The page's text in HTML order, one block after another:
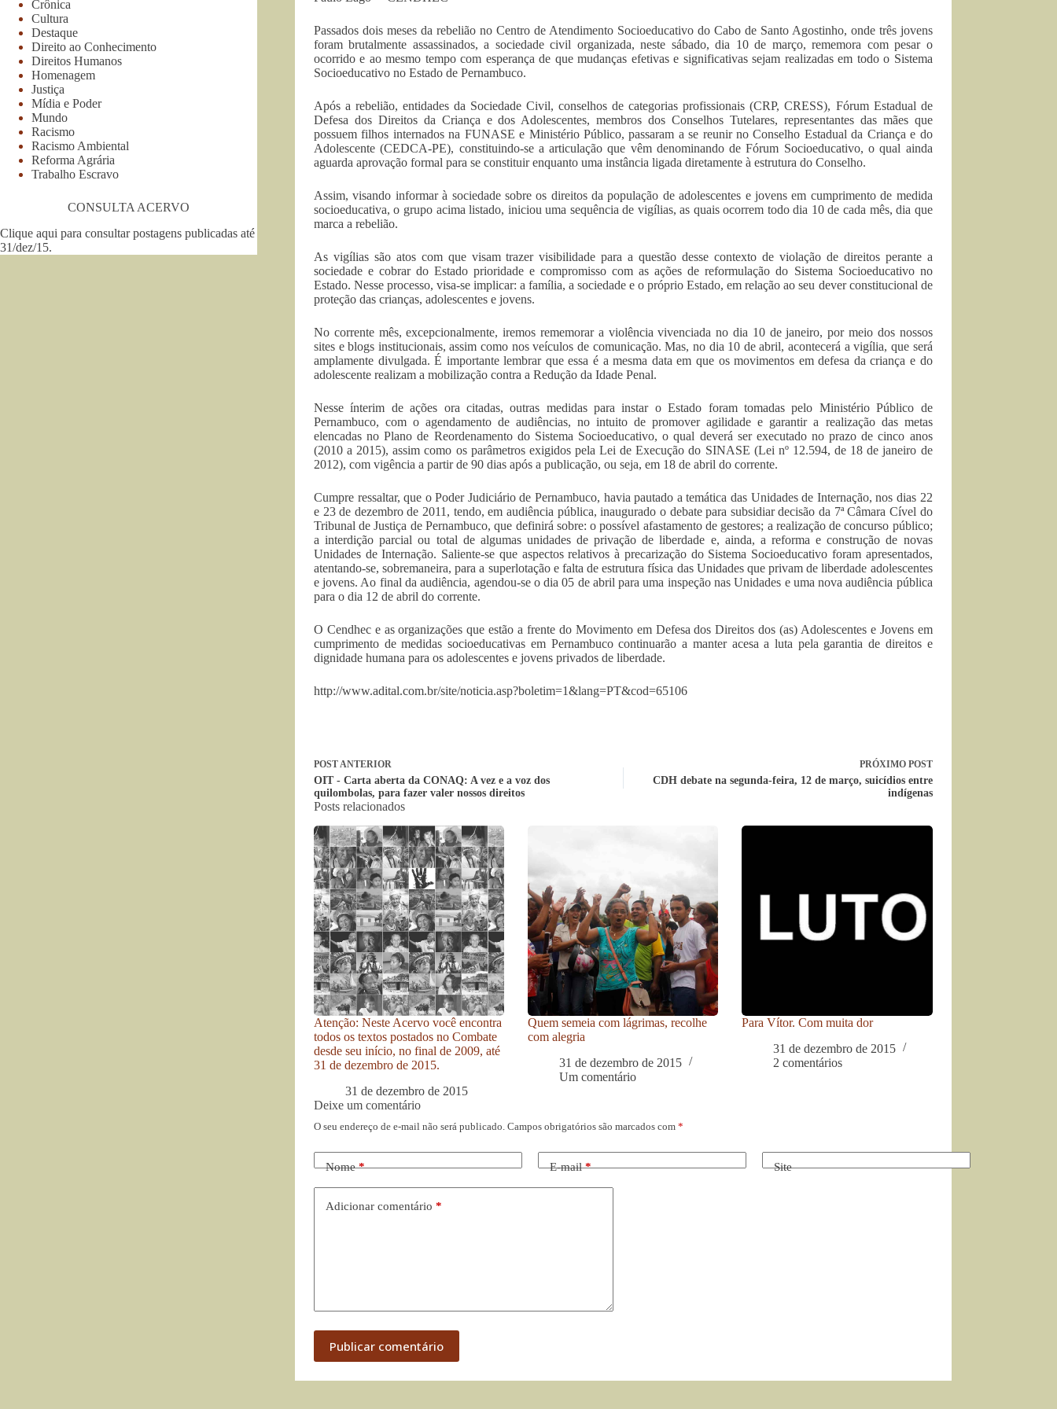
Passados dois meses da rebelião no Centro de Atendimento Socioeducativo do Cabo de Santo Agostinho, onde três jovens
foram brutalmente assassinados, a sociedade civil organizada, neste sábado, dia 10 de março, rememora com pesar o
ocorrido e ao mesmo tempo com esperança de que mudanças efetivas e significativas sejam realizadas em todo o Sistema
Socioeducativo no Estado de Pernambuco.
Após a rebelião, entidades da Sociedade Civil, conselhos de categorias profissionais (CRP, CRESS), Fórum Estadual de
Defesa dos Direitos da Criança e dos Adolescentes, membros dos Conselhos Tutelares, representantes das mães que
possuem filhos internados na FUNASE e Ministério Público, passaram a se reunir no Conselho Estadual da Criança e do
Adolescente (CEDCA-PE), constituindo-se a articulação que vêm denominando de Fórum Socioeducativo, o qual ainda
aguarda aprovação formal para se constituir enquanto uma instância ligada diretamente à estrutura do Conselho.
Assim, visando informar à sociedade sobre os direitos da população de adolescentes e jovens em cumprimento de medida
socioeducativa, o grupo acima listado, iniciou uma sequência de vigílias, as quais ocorrem todo dia 10 de cada mês, dia que
marca a rebelião.
As vigílias são atos com que visam trazer visibilidade para a questão desse contexto de violação de direitos perante a
sociedade e cobrar do Estado prioridade e compromisso com as ações de reformulação do Sistema Socioeducativo no
Estado. Nesse processo, visa-se implicar: a família, a sociedade e o próprio Estado, em relação ao seu dever constitucional de
proteção das crianças, adolescentes e jovens.
No corrente mês, excepcionalmente, iremos rememorar a violência vivenciada no dia 10 de janeiro, por meio dos nossos
sites e blogs institucionais, assim como nos veículos de comunicação. Mas, no dia 10 de abril, acontecerá a vigília, que será
amplamente divulgada. É importante lembrar que essa é a mesma data em que os movimentos em defesa da criança e do
adolescente realizam a mobilização contra a Redução da Idade Penal.
Nesse ínterim de ações ora citadas, outras medidas para instar o Estado foram tomadas pelo Ministério Público de
Pernambuco, com o agendamento de audiências, no intuito de promover agilidade e garantir a realização das metas
elencadas no Plano de Reordenamento do Sistema Socioeducativo, o qual deverá ser executado no prazo de cinco anos
(2010 a 2015), assim como os parâmetros exigidos pela Lei de Execução do SINASE (Lei nº 12.594, de 18 de janeiro de
2012), com vigência a partir de 90 dias após a publicação, ou seja, em 18 de abril do corrente.
Cumpre ressaltar, que o Poder Judiciário de Pernambuco, havia pautado a temática das Unidades de Internação, nos dias 22
e 23 de dezembro de 2011, tendo, em audiência pública, inaugurado o debate para subsidiar decisão da 7ª Câmara Cível do
Tribunal de Justiça de Pernambuco, que definirá sobre: o possível afastamento de gestores; a realização de concurso público;
a interdição parcial ou total de algumas unidades de privação de liberdade e, ainda, a reforma e construção de novas
Unidades de Internação. Saliente-se que aspectos relativos à precarização do Sistema Socioeducativo foram apresentados,
atentando-se, sobremaneira, para a superlotação e falta de estrutura física das Unidades que privam de liberdade adolescentes
e jovens. Ao final da audiência, agendou-se o dia 05 de abril para uma inspeção nas Unidades e uma nova audiência pública
para o dia 12 de abril do corrente.
O Cendhec e as organizações que estão a frente do Movimento em Defesa dos Direitos dos (as) Adolescentes e Jovens em
cumprimento de medidas socioeducativas em Pernambuco continuarão a manter acesa a luta pela garantia de direitos e
dignidade humana para os adolescentes e jovens privados de liberdade.
http://www.adital.com.br/site/noticia.asp?boletim=1&lang=PT&cod=65106
POSTANTERIOR
OIT - Carta aberta da CONAQ: A vez e a voz dos
quilombolas, para fazer valer nossos direitos
PRÓXIMO POST
CDH debate na segunda-feira, 12 de março, suicídios entre
indígenas
Posts relacionados
Atenção: Neste Acervo você encontra
todos os textos postados no Combate
desde seu início, no final de 2009, até
31 de dezembro de 2015.
31 de dezembro de 2015
Quem semeia com lágrimas, recolhe
com alegria
31 de dezembro de 2015
Um comentário
Para Vítor. Com muita dor
31 de dezembro de 2015
2 comentários
Deixe um comentário
O seu endereço de e-mail não será publicado. Campos obrigatórios são marcados com *
Nome* E-mail* Site
Adicionar comentário *
Publicar comentário
Crônica
Cultura
Destaque
Direito ao Conhecimento
Direitos Humanos
Homenagem
Justiça
Mídia e Poder
Mundo
Racismo
Racismo Ambiental
Reforma Agrária
Trabalho Escravo
CONSULTA ACERVO
Clique aqui para consultar postagens publicadas até
31/dez/15.